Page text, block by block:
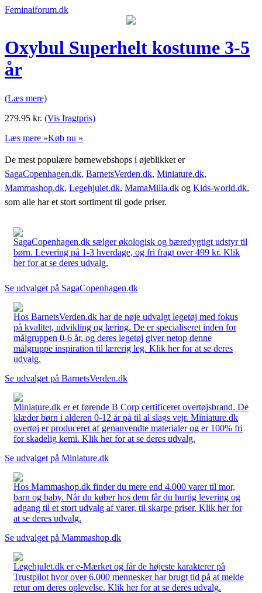
Feminaiforum.dk
Oxybul Superhelt kostume 3-5
år
(Læs mere)
279.95 kr. (Vis fragtpris)
Læs mere »Køb nu »
De mest populære børnewebshops i øjeblikket er
SagaCopenhagen.dk, BarnetsVerden.dk, Miniature.dk,
Mammashop.dk, Legehjulet.dk, MamaMilla.dk og Kids-world.dk,
som alle har et stort sortiment til gode priser.
SagaCopenhagen.dk sælger økologisk og bæredygtigt udstyr til
børn. Levering på 1-3 hverdage, og fri fragt over 499 kr. Klik
her for at se deres udvalg.
Se udvalget på SagaCopenhagen.dk
Hos BarnetsVerden.dk har de nøje udvalgt legetøj med fokus
på kvalitet, udvikling og læring. De er specialiseret inden for
målgruppen 0-6 år, og deres legetøj giver netop denne
målgruppe inspiration til lærerig leg. Klik her for at se deres
udvalg.
Se udvalget på BarnetsVerden.dk
Miniature.dk er et førende B Corp certificeret overtøjsbrand. De
klæder børn i alderen 0-12 år på til al slags vejr. Miniature.dk
overtøj er produceret af genanvendte materialer og er 100% fri
for skadelig kemi. Klik her for at se deres udvalg.
Se udvalget på Miniature.dk
Hos Mammashop.dk finder du mere end 4.000 varer til mor,
barn og baby. Når du køber hos dem får du hurtig levering og
adgang til et stort udvalg af varer, til skarpe priser. Klik her for
at se deres udvalg.
Se udvalget på Mammashop.dk
Legehjulet.dk er e-Mærket og får de højeste karakterer på
Trustpilot hvor over 6.000 mennesker har brugt tid på at melde
retur om deres oplevelse. Klik her for at se deres udvalg.